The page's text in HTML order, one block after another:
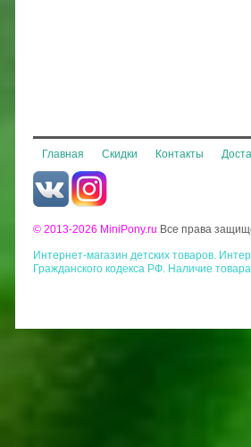
Главная Скидки Контакты
© 2013-2026 MiniPony.ru Все права
Интернет-магазин детских товаров.
Гражданского кодекса РФ. Наличие